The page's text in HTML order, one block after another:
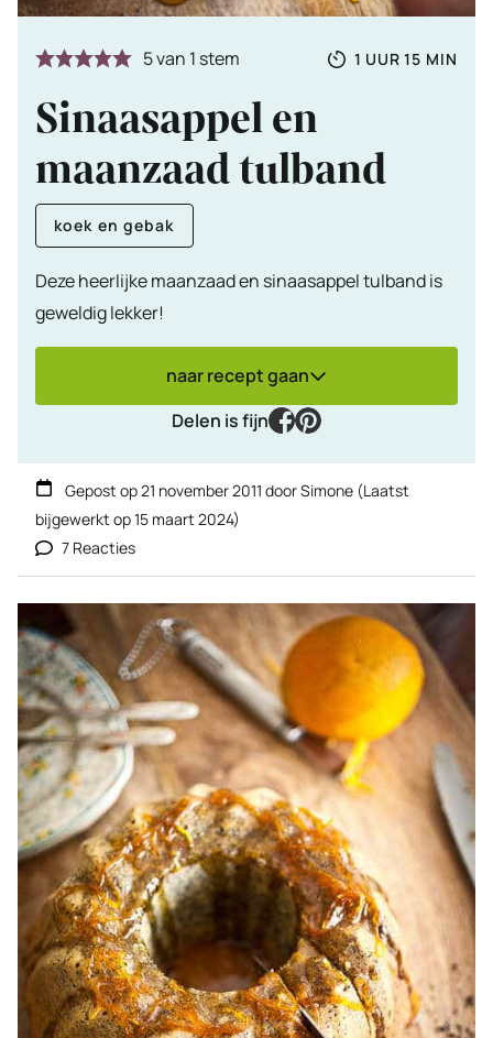
5van 1 stem
Totale
1 UUR
UUR 15 MIN
Sinaasappel en
maanzaad tulband
koek en gebak
Deze heerlijke maanzaad en sinaasappel tulband is
geweldig lekker!
naar recept gaan
Delen is fijn
facebook
pinterest
Gepost op21 november 2011 doorSimone (Laatst
bijgewerkt op15 maart 2024)
7 Reacties